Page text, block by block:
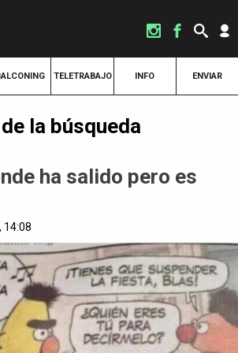
TELETRABAJO INFO ENVIAR
la búsqueda
ha salido pero es
14:08